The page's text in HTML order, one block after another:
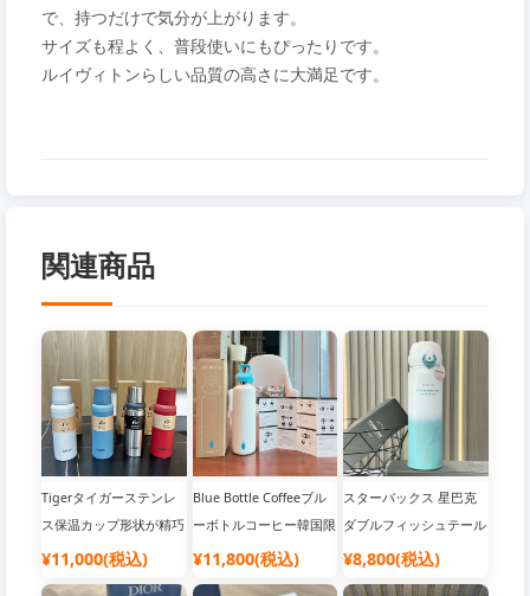
で、持つだけで気分が上がります。
サイズも程よく、普段使いにもぴったりです。
ルイヴィトンらしい品質の高さに大満足です。
関連商品
Tigerタイガーステンレ
ス保温カップ形状が精巧
で、優れた保温性能を持
¥11,000(税込)
Blue Bottle Coffeeブル
ーボトルコーヒー韓国限
定 超癒しカラー系の超
¥11,800(税込)
スターバックス 星巴克
ダブルフィッシュテール
カップル用保温カップ、
¥8,800(税込)